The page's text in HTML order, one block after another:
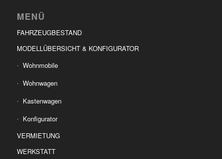
MENÜ
FAHRZEUGBESTAND
MODELLÜBERSICHT & KONFIGURATOR
Wohnmobile
Wohnwagen
Kastenwagen
Konfigurator
VERMIETUNG
WERKSTATT